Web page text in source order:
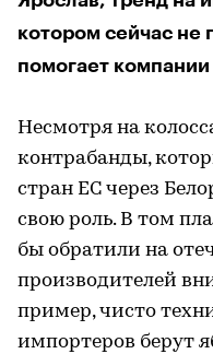
котором сейчас не
помогает компании
Несмотря на
контрабанды,
стран ЕС через
свою роль. В том
бы обратили на
производителей
пример, чисто
импортеров берут